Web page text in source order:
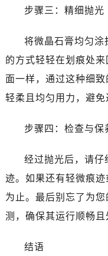
步骤三：精细抛光
将微晶石膏均匀涂
的方式轻轻在划痕处
面一样，通过这种细
轻柔且均匀用力，避免
步骤四：检查与保
经过抛光后，请仔
迹。如果还有轻微痕
为止。最后别忘了为
测，确保其运行顺畅且
结语